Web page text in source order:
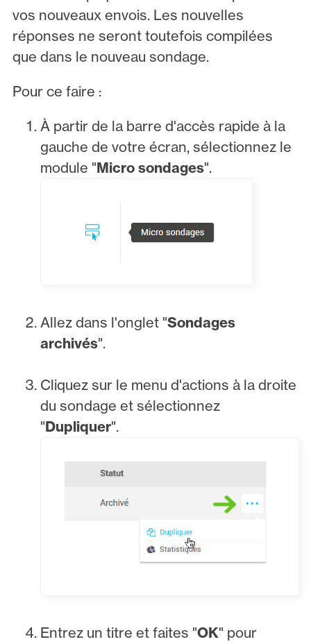
vos nouveaux envois. Les nouvelles
réponses ne seront toutefois compilées
que dans le nouveau sondage.
Pour ce faire :
À partir de la barre d'accès rapide à la
gauche de votre écran, sélectionnez le
module "Micro sondages".
Allez dans l'onglet "Sondages
archivés".
Cliquez sur le menu d'actions à la droite
du sondage et sélectionnez
"Dupliquer".
Entrez un titre et faites "OK" pour